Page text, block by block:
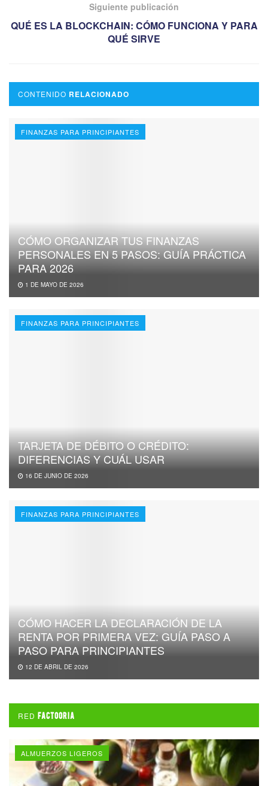
Siguiente publicación
QUÉ ES LA BLOCKCHAIN: CÓMO FUNCIONA Y PARA
QUÉ SIRVE
CONTENIDO RELACIONADO
FINANZAS PARA PRINCIPIANTES
CÓMO ORGANIZAR TUS FINANZAS
PERSONALES EN 5 PASOS: GUÍA PRÁCTICA
PARA 2026
1 DE MAYO DE 2026
FINANZAS PARA PRINCIPIANTES
TARJETA DE DÉBITO O CRÉDITO:
DIFERENCIAS Y CUÁL USAR
16 DE JUNIO DE 2026
FINANZAS PARA PRINCIPIANTES
CÓMO HACER LA DECLARACIÓN DE LA
RENTA POR PRIMERA VEZ: GUÍA PASO A
PASO PARA PRINCIPIANTES
12 DE ABRIL DE 2026
RED FACTOORIA
ALMUERZOS LIGEROS